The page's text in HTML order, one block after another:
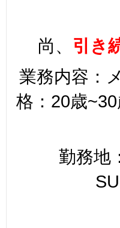
尚、 引き
業務内容：
格：20歳
勤務地